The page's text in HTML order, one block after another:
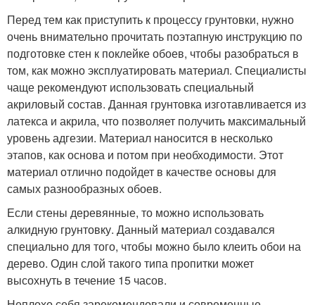
Перед тем как приступить к процессу грунтовки, нужно
очень внимательно прочитать поэтапную инструкцию по
подготовке стен к поклейке обоев, чтобы разобраться в
том, как можно эксплуатировать материал. Специалисты
чаще рекомендуют использовать специальный
акриловый состав. Данная грунтовка изготавливается из
латекса и акрила, что позволяет получить максимальный
уровень адгезии. Материал наносится в несколько
этапов, как основа и потом при необходимости. Этот
материал отлично подойдет в качестве основы для
самых разнообразных обоев.
Если стены деревянные, то можно использовать
алкидную грунтовку. Данный материал создавался
специально для того, чтобы можно было клеить обои на
дерево. Один слой такого типа пропитки может
высохнуть в течение 15 часов.